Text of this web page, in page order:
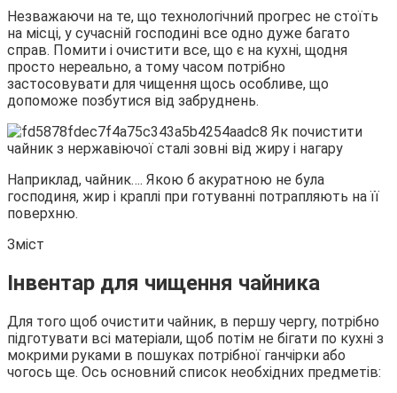
Незважаючи на те, що технологічний прогрес не стоїть
на місці, у сучасній господині все одно дуже багато
справ. Помити і очистити все, що є на кухні, щодня
просто нереально, а тому часом потрібно
застосовувати для чищення щось особливе, що
допоможе позбутися від забруднень.
Наприклад, чайник…. Якою б акуратною не була
господиня, жир і краплі при готуванні потрапляють на її
поверхню.
Зміст
Інвентар для чищення чайника
Для того щоб очистити чайник, в першу чергу, потрібно
підготувати всі матеріали, щоб потім не бігати по кухні з
мокрими руками в пошуках потрібної ганчірки або
чогось ще. Ось основний список необхідних предметів: